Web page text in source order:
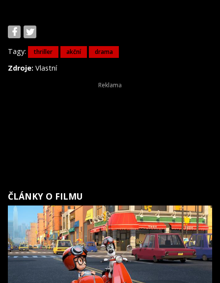
Tagy: thriller akční drama
Zdroje: Vlastní
ČLÁNKY O FILMU